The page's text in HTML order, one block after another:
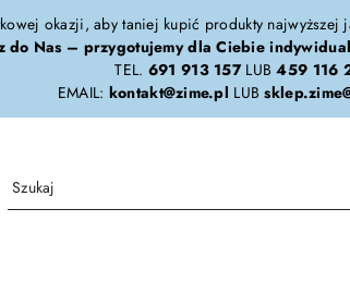
okazji, aby taniej kupić produkty najwyższej
do Nas – przygotujemy dla Ciebie
TEL. 691 913 157LUB459 116
EMAIL: kontakt@zime.pl LUB